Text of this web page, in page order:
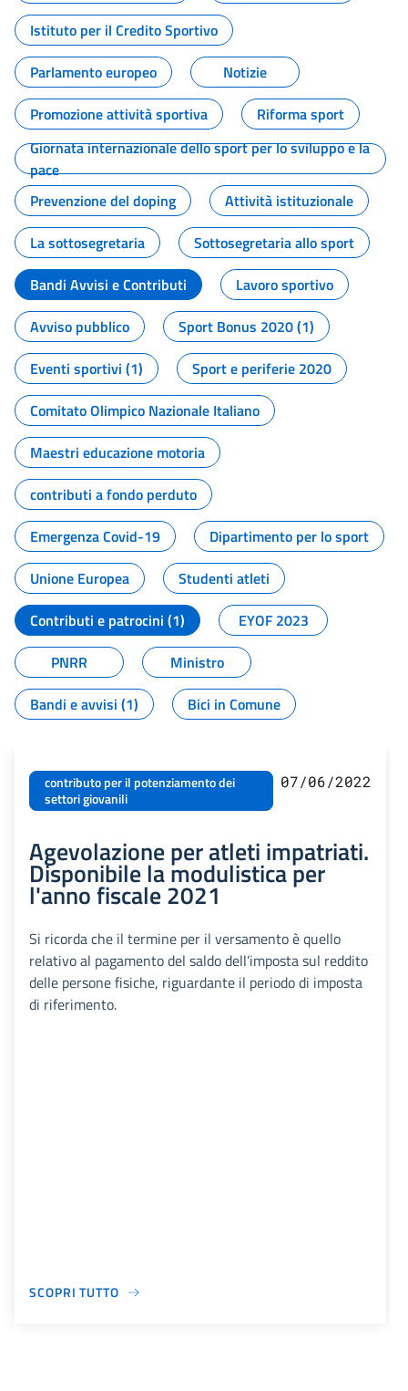
Istituto per il Credito Sportivo
Parlamento europeo
Notizie
Promozione attività sportiva
Riforma sport
Giornata internazionale dello sport per lo sviluppo e la
pace
Prevenzione del doping
Attività istituzionale
La sottosegretaria
Sottosegretaria allo sport
Bandi Avvisi e Contributi
Lavoro sportivo
Avviso pubblico
Sport Bonus 2020 (1)
Eventi sportivi (1)
Sport e periferie 2020
Comitato Olimpico Nazionale Italiano
Maestri educazione motoria
contributi a fondo perduto
Emergenza Covid-19
Dipartimento per lo sport
Unione Europea
Studenti atleti
Contributi e patrocini (1)
EYOF 2023
PNRR
Ministro
Bandi e avvisi (1)
Bici in Comune
contributo per il potenziamento dei
settori giovanili
07/06/2022
Agevolazione per atleti impatriati.
Disponibile la modulistica per
l'anno fiscale 2021
Si ricorda che il termine per il versamento è quello
relativo al pagamento del saldo dell’imposta sul reddito
delle persone fisiche, riguardante il periodo di imposta
di riferimento.
SCOPRI TUTTO